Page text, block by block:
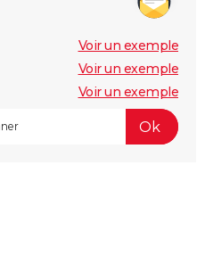
Voir un exemple
Voir un exemple
Voir un exemple